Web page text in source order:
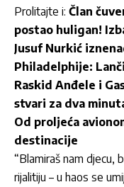
Prolitajte i: Član
postao huligan!
Jusuf Nurkić
Philadelphije:
Raskid Anđele i
stvari za dva
Od proljeća
destinacije
“Blamiraš nam djecu,
rijalitiju – u haos se